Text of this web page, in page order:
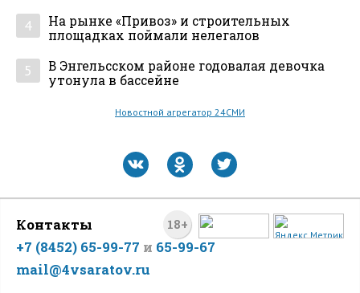
4
На рынке «Привоз» и строительных
площадках поймали нелегалов
5
В Энгельсском районе годовалая девочка
утонула в бассейне
Новостной агрегатор 24СМИ
18+
Контакты
+7 (8452) 65-99-77 и 65-99-67
mail@4vsaratov.ru